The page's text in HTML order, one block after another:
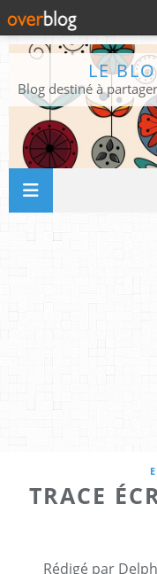
LE
TRACE
Rédigé par